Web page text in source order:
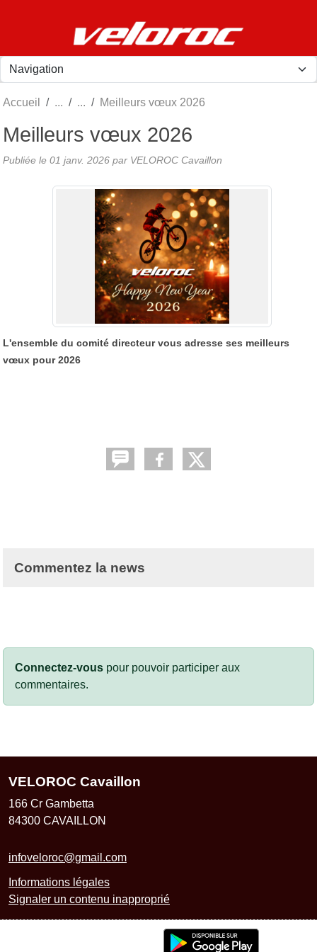
Accueil Meilleurs vœux 2026
Meilleurs vœux 2026
Publiée le 01 janv. 2026 par VELOROC Cavaillon
L'ensemble du comité directeur vous adresse ses meilleurs
vœux pour 2026
Commentez la news
Connectez-vous pour pouvoir participer aux
commentaires.
VELOROC Cavaillon
166 Cr Gambetta
84300 CAVAILLON
infoveloroc@gmail.com
Informations légales
Signaler un contenu inapproprié